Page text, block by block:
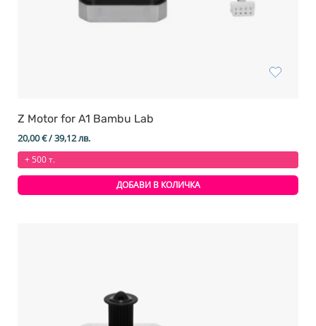
Z Motor for A1 Bambu Lab
20,00€/ 39,12 лв.
+ 500 т.
ДОБАВИ В КОЛИЧКА